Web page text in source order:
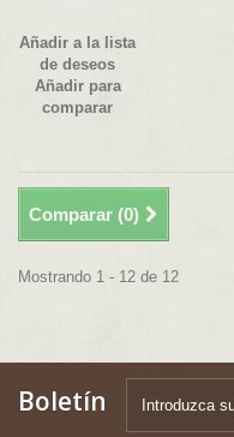
Añadir a la lista
de deseos
Añadir para
comparar
Comparar (0)
Mostrando 1 - 12 de 12
Boletín